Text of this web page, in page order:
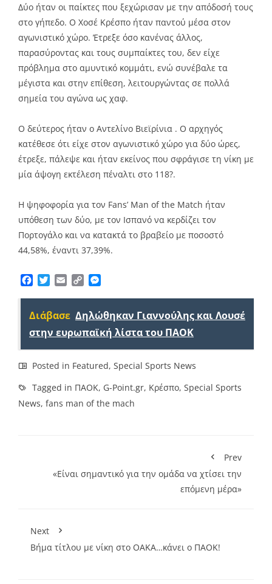
Δύο ήταν οι παίκτες που ξεχώρισαν με την απόδοσή τους
στο γήπεδο. Ο Χοσέ Κρέσπο ήταν παντού μέσα στον
αγωνιστικό χώρο. Έτρεξε όσο κανένας άλλος,
παρασύροντας και τους συμπαίκτες του, δεν είχε
πρόβλημα στο αμυντικό κομμάτι, ενώ συνέβαλε τα
μέγιστα και στην επίθεση, λειτουργώντας σε πολλά
σημεία του αγώνα ως χαφ.
Ο δεύτερος ήταν ο Αντελίνο Βιεϊρίνια . Ο αρχηγός
κατέθεσε ότι είχε στον αγωνιστικό χώρο για δύο ώρες,
έτρεξε, πάλεψε και ήταν εκείνος που σφράγισε τη νίκη με
μία άψογη εκτέλεση πέναλτι στο 118?.
H ψηφοφορία για τον Fans’ Man of the Match ήταν
υπόθεση των δύο, με τον Ισπανό να κερδίζει τον
Πορτογάλο και να κατακτά το βραβείο με ποσοστό
44,58%, έναντι 37,39%.
Facebook
TwitterEmailCopy
Διάβασε Δηλώθηκαν Γιαννούλης και Λουσέ
στην ευρωπαϊκή λίστα του ΠΑΟΚ
Posted in Featured, Special Sports News
Tagged in ΠΑΟΚ, G-Point.gr, Κρέσπο, Special Sports
News, fans man of the mach
Prev
«Είναι σημαντικό για την ομάδα να χτίσει την
επόμενη μέρα»
Next
Bήμα τίτλου με νίκη στο ΟΑΚΑ…κάνει ο ΠΑΟΚ!